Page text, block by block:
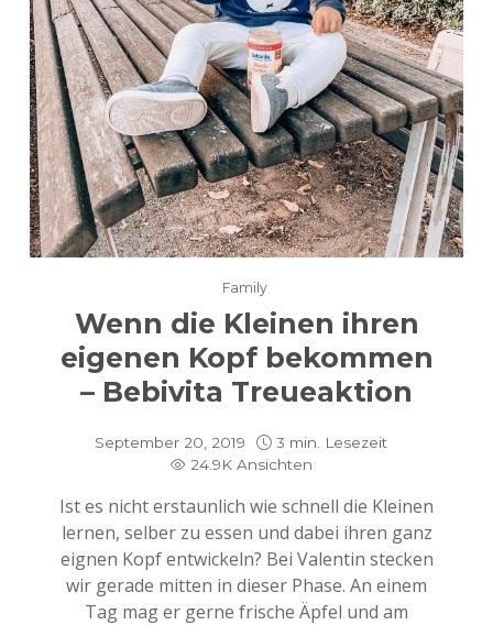
Family
Wenn die Kleinen ihren
eigenen Kopf bekommen
– Bebivita Treueaktion
September 20, 2019
3 min. Lesezeit
24.9K Ansichten
Ist es nicht erstaunlich wie schnell die Kleinen
lernen, selber zu essen und dabei ihren ganz
eignen Kopf entwickeln? Bei Valentin stecken
wir gerade mitten in dieser Phase. An einem
Tag mag er gerne frische Äpfel und am